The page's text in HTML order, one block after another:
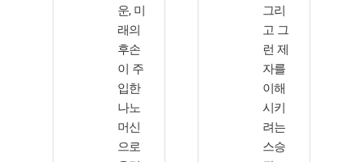
운, 미
래의
후손
이 주
입한
나노
머신
으로
그리
고 그
런 제
자를
이해
시키
려는
스승